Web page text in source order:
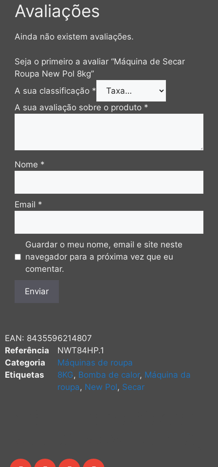
Avaliações
Ainda não existem avaliações.
Seja o primeiro a avaliar “Máquina de Secar
Roupa New Pol 8kg”
A sua classificação *
A sua avaliação sobre o produto *
Nome *
Email *
Guardar o meu nome, email e site neste
navegador para a próxima vez que eu
comentar.
EAN: 8435596214807
Referência
NWT84HP.1
Categoria
Máquinas de roupa
Etiquetas
8KG, Bomba de calor, Máquina da
roupa, New Pol, Secar